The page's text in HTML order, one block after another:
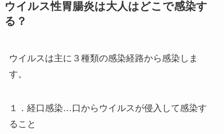
ウイルス性胃腸炎は大人はどこで感染す
る？
ウイルスは主に３種類の感染経路から感染しま
す。
１．経口感染…口からウイルスが侵入して感染す
ること